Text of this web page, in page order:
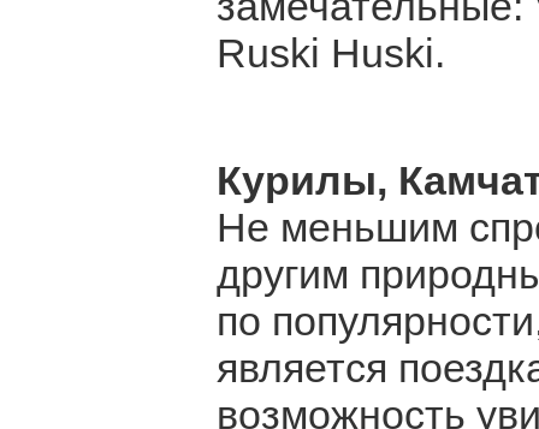
Ruski Huski.
Курилы,
Не меньшим
другим
по
является
возможность